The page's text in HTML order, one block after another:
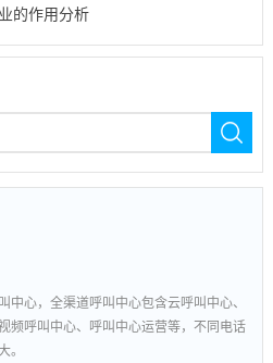
的作用分析
中心，全渠道呼叫中心包含云呼叫中心、
频呼叫中心、呼叫中心运营等，不同电话
。